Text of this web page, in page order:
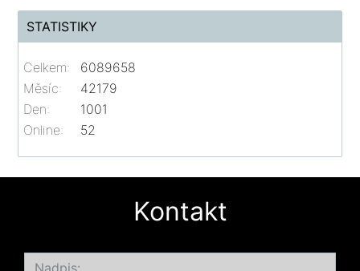
STATISTIKY
Online: 52
Celkem:
6089658
Měsíc:
42179
Den:
1001
Kontakt